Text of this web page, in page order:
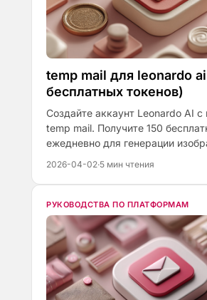
temp mail для leonardo
бесплатных токенов)
Создайте аккаунт Leonardo AI
temp mail. Получите 150
ежедневно для генерации
2026-04-02·5 мин чтения
РУКОВОДСТВА ПО ПЛАТФОРМАМ